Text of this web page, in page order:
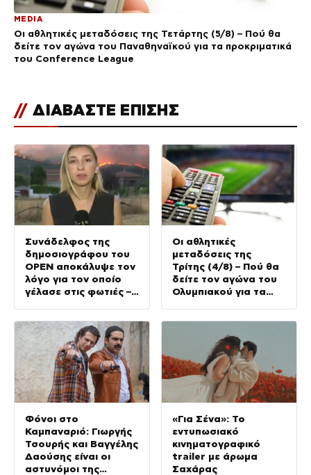
MEDIA
Οι αθλητικές μεταδόσεις της Τετάρτης (5/8) – Πού θα
δείτε τον αγώνα του Παναθηναϊκού για τα προκριματικά
του Conference League
// ΔΙΑΒΑΣΤΕ ΕΠΙΣΗΣ
Συνάδελφος της
δημοσιογράφου του
OPEN αποκάλυψε τον
λόγο για τον οποίο
γέλασε στις φωτιές –
Οι αθλητικές
μεταδόσεις της
Τρίτης (4/8) – Πού θα
δείτε τον αγώνα του
Ολυμπιακού για τα
Φόνοι στο
Καμπαναριό: Γιωργής
Τσουρής και Βαγγέλης
Δαούσης είναι οι
αστυνόμοι της
«Για Σένα»: Το
εντυπωσιακό
κινηματογραφικό
trailer με άρωμα
Σαχάρας